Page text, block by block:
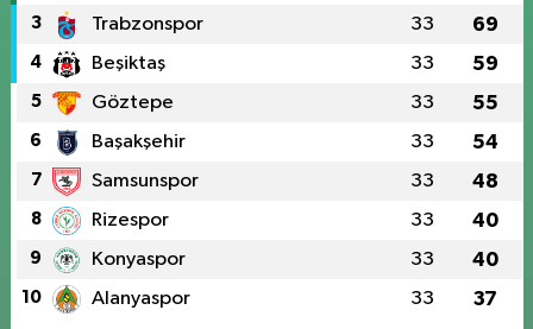
3 Trabzonspor 33 69
4 Beşiktaş 33 59
5 Göztepe 33 55
6 Başakşehir 33 54
7 Samsunspor 33 48
8 Rizespor 33 40
9 Konyaspor 33 40
10 Alanyaspor 33 37